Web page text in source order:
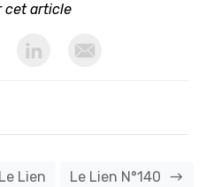
cet article
Le Lien Le Lien N°140 east